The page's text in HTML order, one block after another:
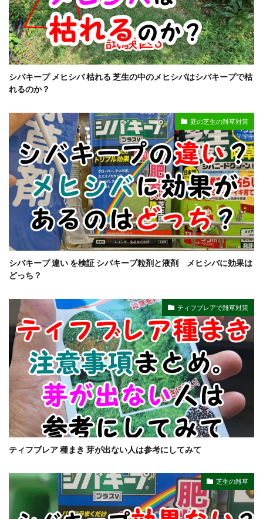
シバキープ メヒシバ 枯れる 芝生の中のメヒシバはシバキープで枯
れるのか？
庭の芝生の雑草対策
シバキープ 違い を検証 シバキープ粒剤と液剤 メヒシバに効果は
どっち？
ティフブレアで雑草対策
ティフブレア 種まき 芽が出ない人は参考にしてみて
芝生の雑草